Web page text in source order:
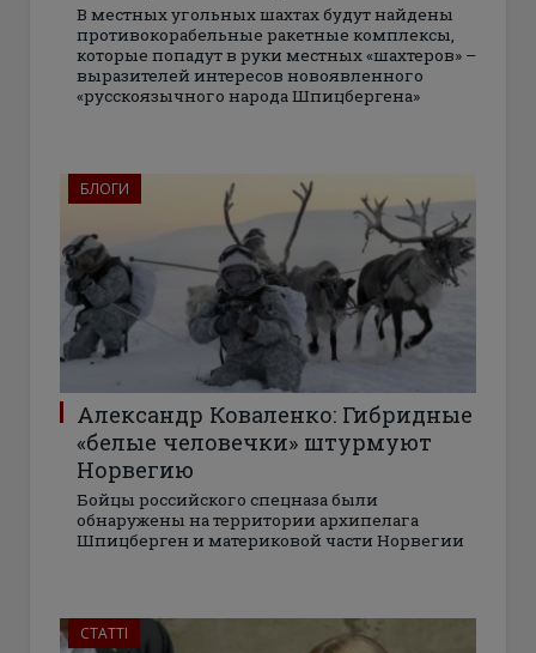
В местных угольных шахтах будут найдены
противокорабельные ракетные комплексы,
которые попадут в руки местных «шахтеров» –
выразителей интересов новоявленного
«русскоязычного народа Шпицбергена»
БЛОГИ
Александр Коваленко: Гибридные
«белые человечки» штурмуют
Норвегию
Бойцы российского спецназа были
обнаружены на территории архипелага
Шпицберген и материковой части Норвегии
СТАТТІ